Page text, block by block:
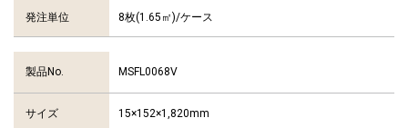
発注単位 8枚(1.65㎡)/ケース
製品No. MSFL0068V
サイズ 15×152×1,820mm